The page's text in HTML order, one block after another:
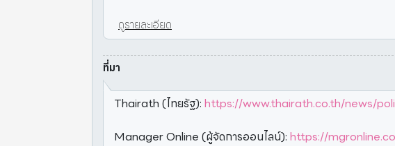
ดูรายละเอียด
ที่มา
Thairath (ไทยรัฐ): https://www.thairath.co.th/news/
Manager Online (ผู้จัดการออนไลน์): https://